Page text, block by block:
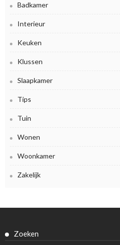
Badkamer
Interieur
Keuken
Klussen
Slaapkamer
Tips
Tuin
Wonen
Woonkamer
Zakelijk
Zoeken